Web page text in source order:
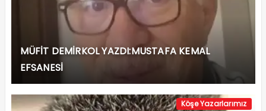
MÜFİT DEMİRKOL YAZDI:MUSTAFA KEMAL
EFSANESİ
Köşe Yazarlarımız